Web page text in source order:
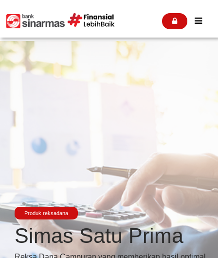
 
Produk reksadana
Simas Satu Prima